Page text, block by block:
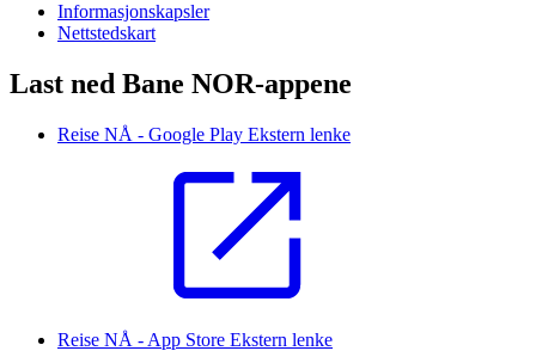
Informasjonskapsler
Nettstedskart
Last ned Bane NOR-appene
Reise NÅ - Google Play Ekstern lenke
Reise NÅ - App Store Ekstern lenke